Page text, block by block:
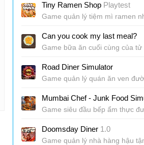
Tiny Ramen Shop Playtest
Game quản lý tiệm mì ramen
Can you cook my last meal?
Game bữa ăn cuối cùng của tử
Road Diner Simulator
Game quản lý quán ăn ven
Mumbai Chef - Junk Food
Game siêu đầu bếp ẩm thực
Doomsday Diner 1.0
Game quản lý nhà hàng hậu